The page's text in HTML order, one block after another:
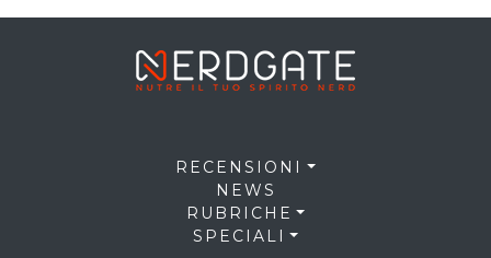
RECENSIONI
NEWS
RUBRICHE
SPECIALI